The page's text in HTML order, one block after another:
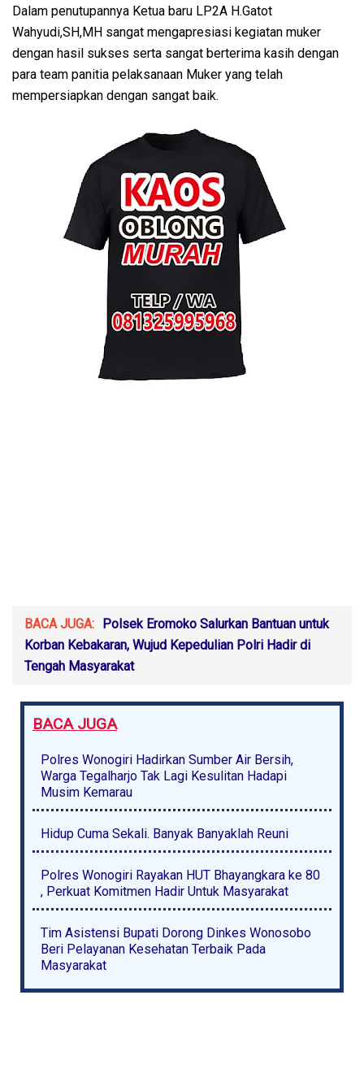
Dalam penutupannya Ketua baru LP2A H.Gatot
Wahyudi,SH,MH sangat mengapresiasi kegiatan muker
dengan hasil sukses serta sangat berterima kasih dengan
para team panitia pelaksanaan Muker yang telah
mempersiapkan dengan sangat baik.
BACA JUGA: Polsek Eromoko Salurkan Bantuan untuk
Korban Kebakaran, Wujud Kepedulian Polri Hadir di
Tengah Masyarakat
BACA JUGA
Polres Wonogiri Hadirkan Sumber Air Bersih,
Warga Tegalharjo Tak Lagi Kesulitan Hadapi
Musim Kemarau
Hidup Cuma Sekali. Banyak Banyaklah Reuni
Polres Wonogiri Rayakan HUT Bhayangkara ke 80
, Perkuat Komitmen Hadir Untuk Masyarakat
Tim Asistensi Bupati Dorong Dinkes Wonosobo
Beri Pelayanan Kesehatan Terbaik Pada
Masyarakat